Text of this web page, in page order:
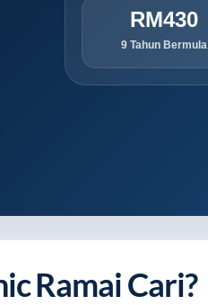
RM430
9 Tahun Bermula
Ramai Cari?